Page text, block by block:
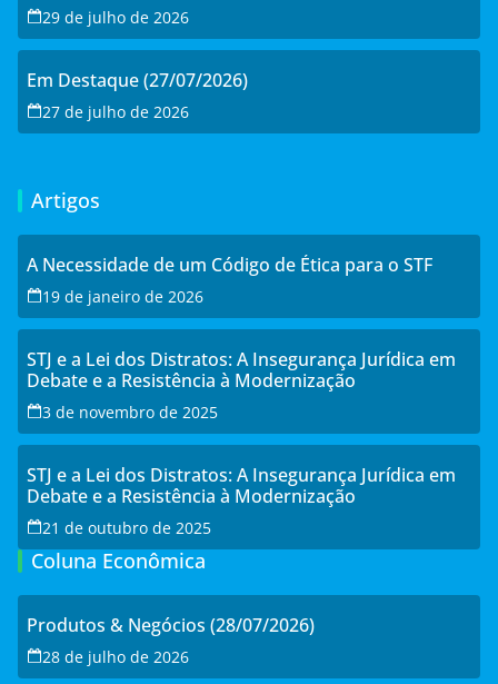
29 de julho de 2026
Em Destaque (27/07/2026)
27 de julho de 2026
Artigos
A Necessidade de um Código de Ética para o STF
19 de janeiro de 2026
STJ e a Lei dos Distratos: A Insegurança Jurídica em
Debate e a Resistência à Modernização
3 de novembro de 2025
STJ e a Lei dos Distratos: A Insegurança Jurídica em
Debate e a Resistência à Modernização
21 de outubro de 2025
Coluna Econômica
Produtos & Negócios (28/07/2026)
28 de julho de 2026